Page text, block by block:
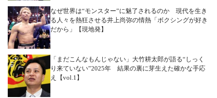
なぜ世界は“モンスター”に魅了されるのか 現代を生き
る人々を熱狂させる井上尚弥の情熱「ボクシングが好き
だから」【現地発】
「まだこんなもんじゃない」大竹耕太郎が語る“しっく
り来ていない”2025年 結果の裏に芽生えた確かな手応
え【vol.1】